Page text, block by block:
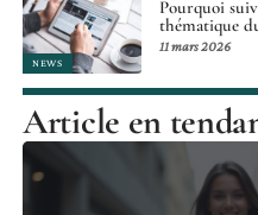
NEWS
Pourquoi
thématique
11 mars 2026
Article en